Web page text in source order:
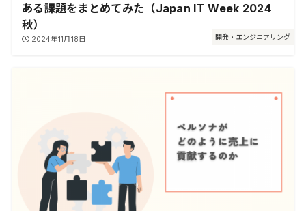
開発・エンジニアリング
ある課題をまとめてみた（Japan IT Week 2024
秋）
2024年11月18日